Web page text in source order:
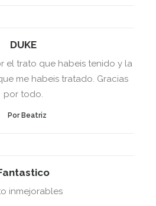
DUKE
el trato que habeis tenido y la
me habeis tratado. Gracias
por todo.
Por Beatriz
inmejorables